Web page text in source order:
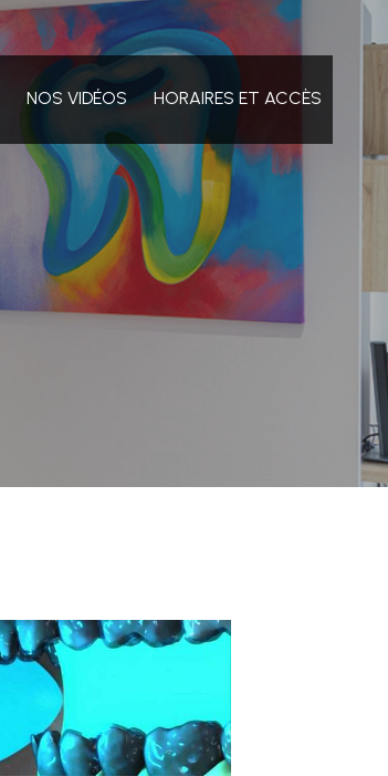
NOS VIDÉOS HORAIRES ET ACCÈS